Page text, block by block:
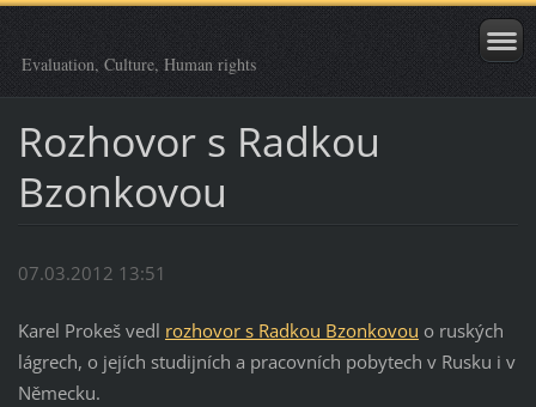
Evaluation, Culture, Human rights
Rozhovor s Radkou
Bzonkovou
07.03.2012 13:51
Karel Prokeš vedl rozhovor s Radkou Bzonkovou o ruských
lágrech, o jejích studijních a pracovních pobytech v Rusku i v
Německu.